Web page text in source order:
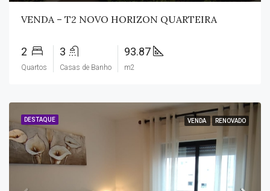
VENDA – T2 NOVO HORIZON QUARTEIRA
2
Quartos
3
Casas de Banho
93.87
m2
DESTAQUE VENDA RENOVADO